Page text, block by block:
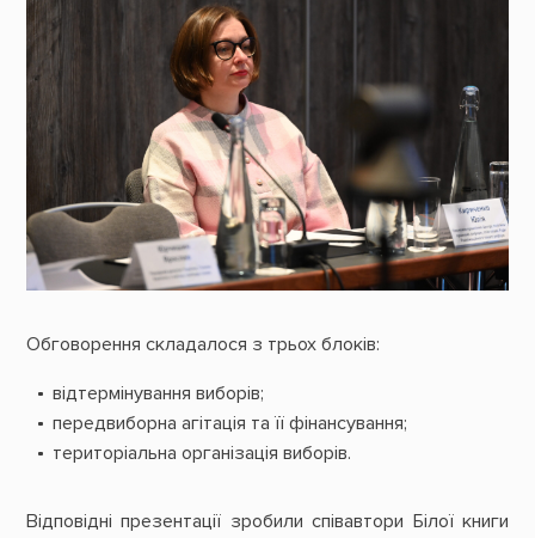
Обговорення складалося з трьох блоків:
відтермінування виборів;
передвиборна агітація та її фінансування;
територіальна організація виборів.
Відповідні презентації зробили співавтори Білої книги